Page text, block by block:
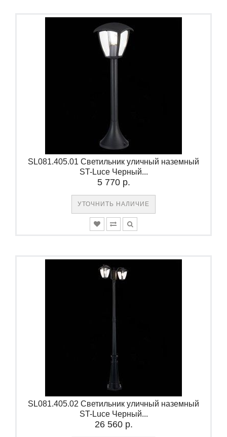
SL081.405.01 Светильник уличный наземный
ST-Luce Черный...
5 770 р.
УТОЧНИТЬ НАЛИЧИЕ
SL081.405.02 Светильник уличный наземный
ST-Luce Черный...
26 560 р.